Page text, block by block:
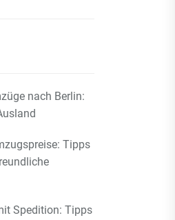
nach Berlin:
Tipps
Spedition: Tipps